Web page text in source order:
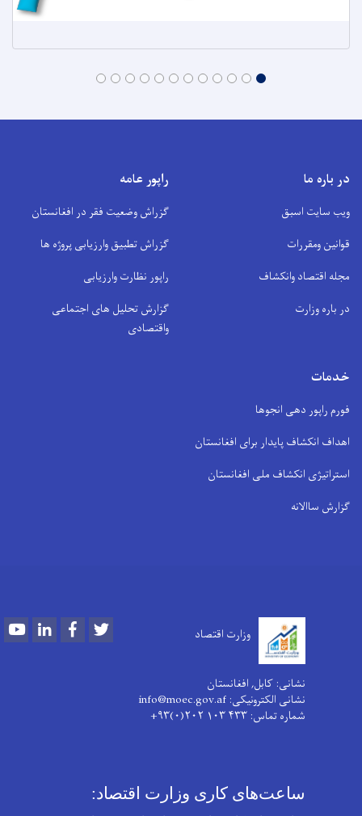
در باره ما
ویب سایت اسبق
قوانین ومقررات
مجله اقتصاد وانکشاف
در باره وزارت
راپور عامه
گزراش وضعیت فقر در افغانستان
گزراش تطبیق وارزیابی پروژه ها
راپور نظارت وارزیابی
گزارش تحلیل های اجتماعی
واقتصادی
خدمات
فورم راپور دهی انجوها
اهداف انکشاف پایدار برای افغانستان
استراتیژی انکشاف ملی افغانستان
گزارش ساالانه
وزارت اقتصاد YoutubeLinkedInFacebook
نشانی: کابل, افغانستان
نشانی الکترونیکی: info@moec.gov.af
شماره تماس: ۴۳۳ ۱۰۳ ۲۰۲(۰)۹۳+
ساعت‌های کاری وزارت اقتصاد: